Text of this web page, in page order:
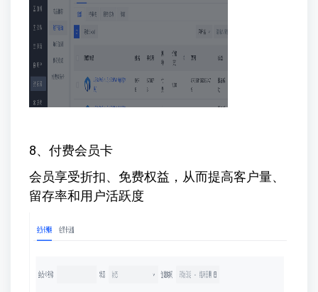
8、付费会员卡
会员享受折扣、免费权益，从而提高客户量、
留存率和用户活跃度